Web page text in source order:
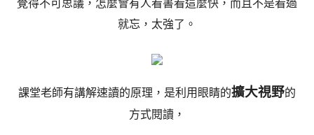
覺得不可思議，怎麼會有人看書看這麼快，而且不是看過
就忘，太強了。
課堂老師有講解速讀的原理，是利用眼睛的擴大視野的
方式閱讀，